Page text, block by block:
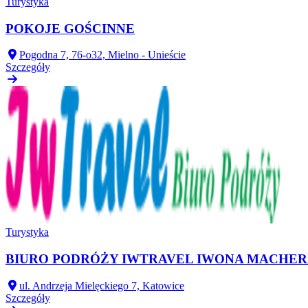
POKOJE GOŚCINNE
Pogodna 7, 76-o32, Mielno - Unieście
Szczegóły
Turystyka
BIURO PODRÓŻY IWTRAVEL IWONA
ul. Andrzeja Mielęckiego 7, Katowice
Szczegóły